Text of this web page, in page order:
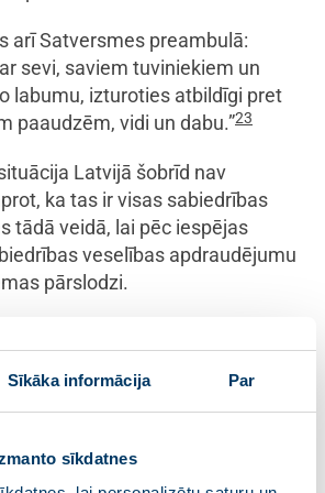
Sīkāka informācija Par
sīkdatnes
arī Satversmes preambulā:
sevi, saviem tuviniekiem un
labumu, izturoties atbildīgi pret
paaudzēm, vidi un dabu.”23
Latvijā šobrīd nav
ka tas ir visas sabiedrības
tādā veidā, lai pēc iespējas
veselības apdraudējumu
pārslodzi.
kopējais labums gan
pavisam noteikti ir un būs
ierobežojumu nelabvēlīgās sekas,
iedzīvotājam būtu jāņem vērā,